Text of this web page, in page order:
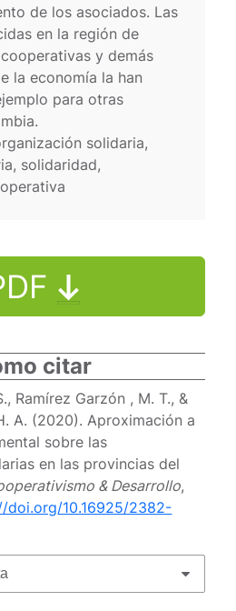
de los asociados. Las
en la región de
y demás
la economía la han
para otras
solidaria,
solidaridad,
citar
Ramírez Garzón , M. T., &
A. (2020). Aproximación a
sobre las
en las provincias del
& Desarrollo,
doi.org/10.16925/2382-